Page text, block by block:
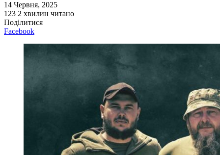
14 Червня, 2025
123 2 хвилин читано
Поділитися
Facebook